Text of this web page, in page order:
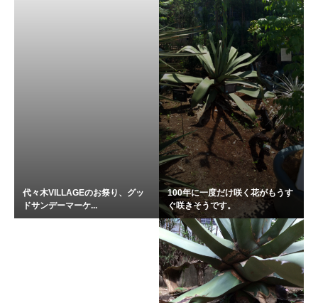
代々木VILLAGEのお祭り、グッ
ドサンデーマーケ...
100年に一度だけ咲く花がもうす
ぐ咲きそうです。